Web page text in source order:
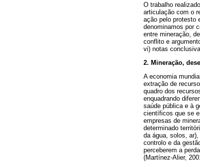
O trabalho
articulação com o
ação pelo protesto
denominamos por
entre mineração,
conflito e
vi) notas
2. Mineração,
A economia
extração de
quadro dos
enquadrando
saúde pública e à
científicos que se
empresas de
determinado
da água, solos,
controlo e da
perceberem a
(Martínez-Alier,